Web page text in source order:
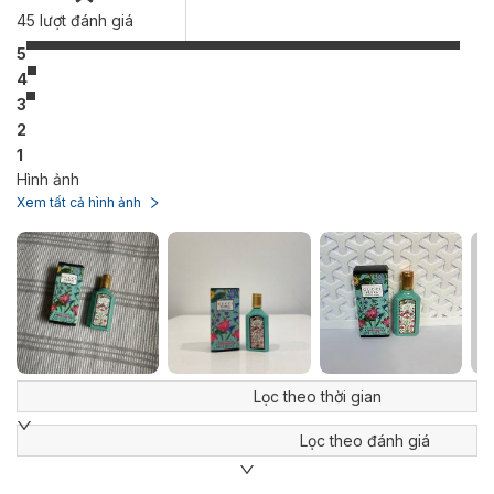
45 lượt đánh giá
5
4
3
2
1
Hình ảnh
Xem tất cả hình ảnh
Lọc theo thời gian
Lọc theo đánh giá